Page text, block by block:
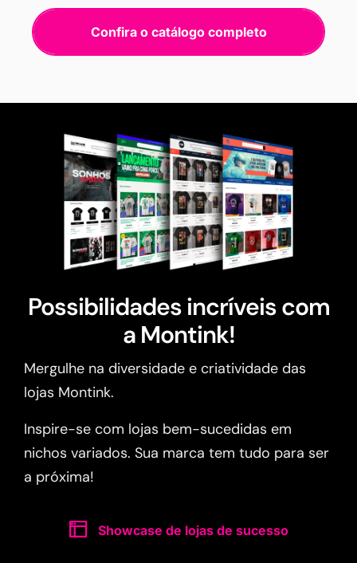
Confira o catálogo completo
Possibilidades incríveis com
a Montink!
Mergulhe na diversidade e criatividade das
lojas Montink.
Inspire-se com lojas bem-sucedidas em
nichos variados. Sua marca tem tudo para ser
a próxima!
Showcase de lojas de sucesso